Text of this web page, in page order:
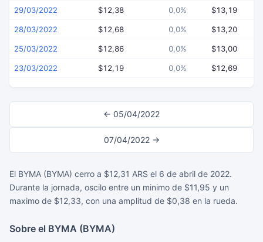
29/03/2022 $12,38 0,0% $13,19
28/03/2022 $12,68 0,0% $13,20
25/03/2022 $12,86 0,0% $13,00
23/03/2022 $12,19 0,0% $12,69
← 05/04/2022
07/04/2022 →
El BYMA (BYMA) cerro a $12,31 ARS el 6 de abril de 2022.
Durante la jornada, oscilo entre un minimo de $11,95 y un
maximo de $12,33, con una amplitud de $0,38 en la rueda.
Sobre el BYMA (BYMA)